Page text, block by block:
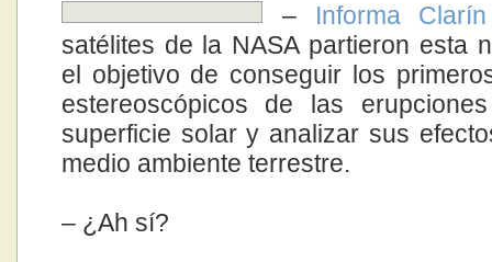
– Informa Clarín
satélites de la NASA partieron esta
el objetivo de conseguir los
estereoscópicos de las
superficie solar y analizar sus
medio ambiente terrestre.
– ¿Ah sí?